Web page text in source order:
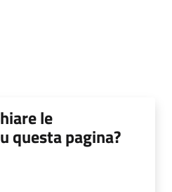
le
questa pagina?